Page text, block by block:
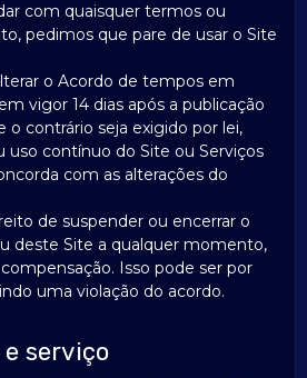
com quaisquer termos ou
pedimos que pare de usar o Site
o Acordo de tempos em
vigor 14 dias após a publicação
o contrário seja exigido por lei,
uso contínuo do Site ou Serviços
com as alterações do
de suspender ou encerrar o
deste Site a qualquer momento,
Isso pode ser por
uma violação do acordo.
serviço